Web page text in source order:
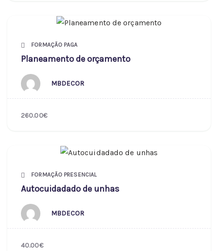
FORMAÇÃO PAGA
Planeamento de orçamento
MBDECOR
260.00€
FORMAÇÃO PRESENCIAL
Autocuidadado de unhas
MBDECOR
40.00€